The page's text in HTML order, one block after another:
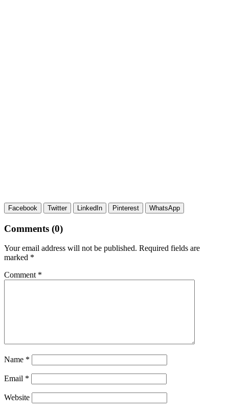
Facebook Twitter LinkedIn Pinterest WhatsApp
Comments (0)
Your email address will not be published. Required fields are
marked *
Comment *
Name *
Email *
Website